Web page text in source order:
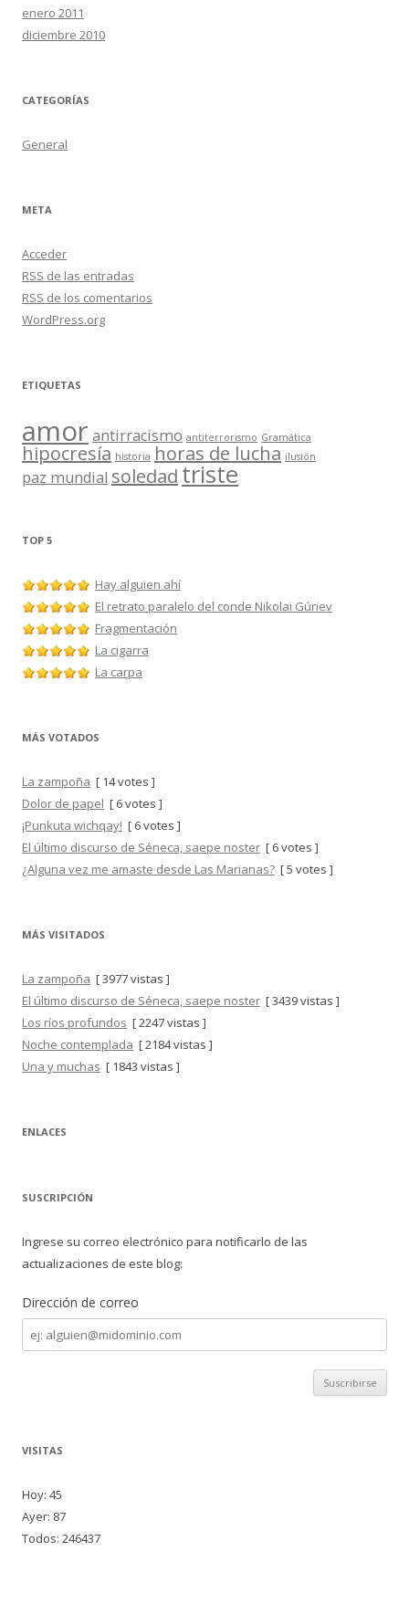
enero 2011
diciembre 2010
CATEGORÍAS
General
META
Acceder
RSS de las entradas
RSS de los comentarios
WordPress.org
ETIQUETAS
amor antirracismo antiterrorismo Gramática
hipocresía historia horas de lucha ilusión
paz mundial soledad triste
TOP 5
Hay alguien ahí
El retrato paralelo del conde Nikolai Gúriev
Fragmentación
La cigarra
La carpa
MÁS VOTADOS
La zampoña [ 14 votes ]
Dolor de papel [ 6 votes ]
¡Punkuta wichqay! [ 6 votes ]
El último discurso de Séneca, saepe noster [ 6 votes ]
¿Alguna vez me amaste desde Las Marianas? [ 5 votes ]
MÁS VISITADOS
La zampoña [ 3977 vistas ]
El último discurso de Séneca, saepe noster [ 3439 vistas ]
Los ríos profundos [ 2247 vistas ]
Noche contemplada [ 2184 vistas ]
Una y muchas [ 1843 vistas ]
ENLACES
SUSCRIPCIÓN
Ingrese su correo electrónico para notificarlo de las
actualizaciones de este blog:
Dirección de correo
Dirección
de
correo
VISITAS
Hoy: 45
Ayer: 87
Todos: 246437